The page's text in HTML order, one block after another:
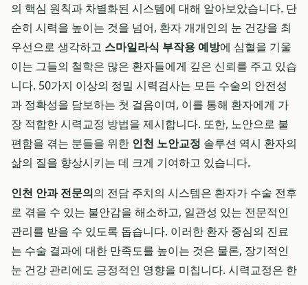
의 핵심 원칙과 차별화된 시스템에 대해 알아보았습니다. 단
순히 시력을 높이는 것을 넘어, 환자 개개인의 눈 건강을 최
우선으로 생각하고 스마일라식 부작용 예방에 심혈을 기울
이는 그들의 철학은 많은 환자들에게 깊은 신뢰를 주고 있습
니다. 50가지 이상의 정밀 시력검사는 모든 수술의 안전성
과 정확성을 담보하는 첫 걸음이며, 이를 통해 환자에게 가
장 적합한 시력교정 방법을 제시합니다. 또한, 노안으로 불
편함을 겪는 분들을 위한 인천 노안교정 솔루션 역시 환자의
삶의 질을 향상시키는 데 크게 기여하고 있습니다.
인천 안과 전문의의 전담 주치의 시스템은 환자가 수술 전후
로 겪을 수 있는 불안감을 해소하고, 일관성 있는 전문적인
관리를 받을 수 있도록 돕습니다. 이러한 환자 중심의 진료
는 수술 결과에 대한 만족도를 높이는 것은 물론, 장기적인
눈 건강 관리에도 긍정적인 영향을 미칩니다. 시력교정은 한